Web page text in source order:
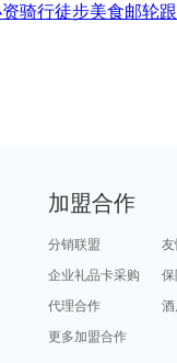
骑行徒步美食邮轮
加盟合作
分销联盟
企业礼品卡采购
代理合作
更多加盟合作